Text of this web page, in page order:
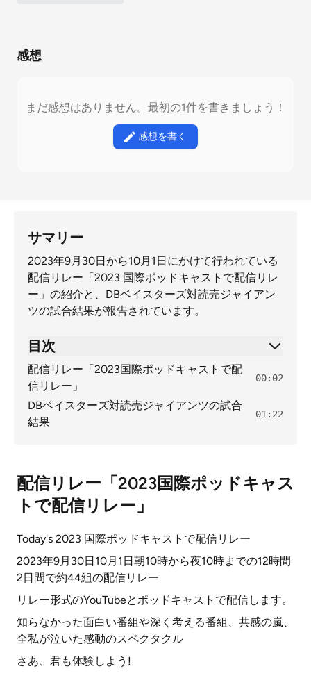
感想
まだ感想はありません。最初の1件を書きましょう！
感想を書く
サマリー
2023年9月30日から10月1日にかけて行われている
配信リレー「2023 国際ポッドキャストで配信リレ
ー」の紹介と、DBベイスターズ対読売ジャイアン
ツの試合結果が報告されています。
目次
配信リレー「2023国際ポッドキャストで配
信リレー」
00:02
DBベイスターズ対読売ジャイアンツの試合
結果
01:22
配信リレー「2023国際ポッドキャス
トで配信リレー」
Today's 2023 国際ポッドキャストで配信リレー
2023年9月30日10月1日朝10時から夜10時までの12時間
2日間で約44組の配信リレー
リレー形式のYouTubeとポッドキャストで配信します。
知らなかった面白い番組や深く考える番組、共感の嵐、
全私が泣いた感動のスペクタクル
さあ、君も体験しよう!